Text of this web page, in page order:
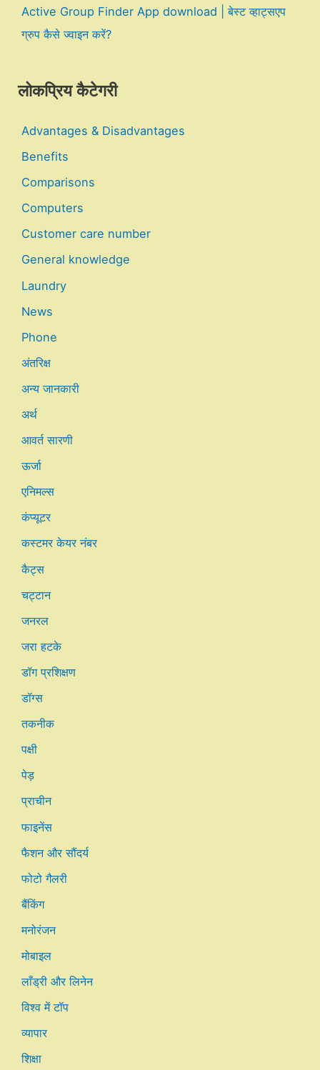
Active Group Finder App download | बेस्ट व्हाट्सएप
ग्रुप कैसे ज्वाइन करें?
लोकप्रिय कैटेगरी
Advantages & Disadvantages
Benefits
Comparisons
Computers
Customer care number
General knowledge
Laundry
News
Phone
अंतरिक्ष
अन्य जानकारी
अर्थ
आवर्त सारणी
ऊर्जा
एनिमल्स
कंप्यूटर
कस्टमर केयर नंबर
कैट्स
चट्टान
जनरल
जरा हटके
डॉग प्रशिक्षण
डॉग्स
तकनीक
पक्षी
पेड़
प्राचीन
फाइनेंस
फैशन और सौंदर्य
फोटो गैलरी
बैंकिंग
मनोरंजन
मोबाइल
लाँड्री और लिनेन
विश्व में टॉप
व्यापार
शिक्षा